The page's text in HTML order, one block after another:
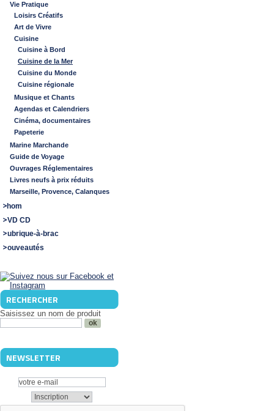
Vie Pratique
Loisirs Créatifs
Art de Vivre
Cuisine
Cuisine à Bord
Cuisine de la Mer
Cuisine du Monde
Cuisine régionale
Musique et Chants
Agendas et Calendriers
Cinéma, documentaires
Papeterie
Marine Marchande
Guide de Voyage
Ouvrages Réglementaires
Livres neufs à prix réduits
Marseille, Provence, Calanques
Shom
DVD CD
Rubrique-à-brac
Nouveautés
RECHERCHER
Saisissez un nom de produit
NEWSLETTER